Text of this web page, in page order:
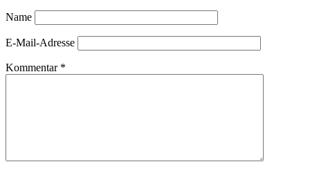
Name
E-Mail-Adresse
Kommentar *